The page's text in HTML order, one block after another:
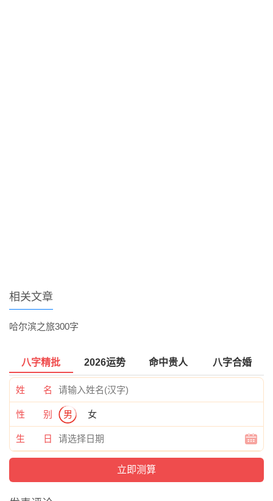
相关文章
哈尔滨之旅300字
八字精批 2026运势 命中贵人 八字合婚
姓 名
性 别 男 女
生 日